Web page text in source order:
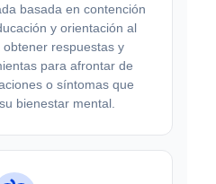
basada en contención
y orientación al
respuestas y
para afrontar de
o síntomas que
bienestar mental.